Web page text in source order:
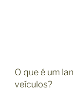
O que é um
veículos?